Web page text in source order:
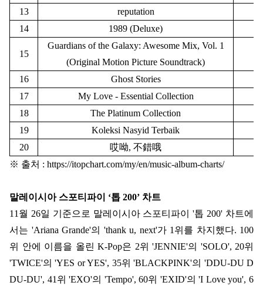
13
reputation
14
1989 (Deluxe)
15
Guardians of the Galaxy: Awesome Mix, Vol. 1
(Original Motion Picture Soundtrack)
16
Ghost Stories
17
My Love - Essential Collection
18
The Platinum Collection
19
Koleksi Nasyid Terbaik
20
哎呦, 不錯哦
※ 출처 : https://itopchart.com/my/en/music-album-charts/
말레이시아 스포티파이 ‘톱 200’ 차트
11 월 26일 기준으로 말레이시아 스포티파이'톱 200' 차트에
서는 'Ariana Grande'의 'thank u, next'가 1 위를 차지했다. 100
위 안에 이름을 올린 K-Pop은 2위 'JENNIE'의 'SOLO', 20위
'TWICE'의'YES or YES', 35위'BLACKPINK'의 'DDU-DU D
DU-DU', 41 위'EXO'의 'Tempo', 60위 'EXID'의'I Love you', 6